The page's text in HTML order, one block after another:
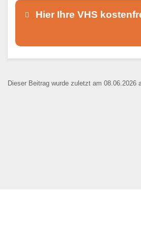
Hier Ihre VHS
Kontaktaufnahme und
Dieser Beitrag wurde zuletzt am 08.06.2026